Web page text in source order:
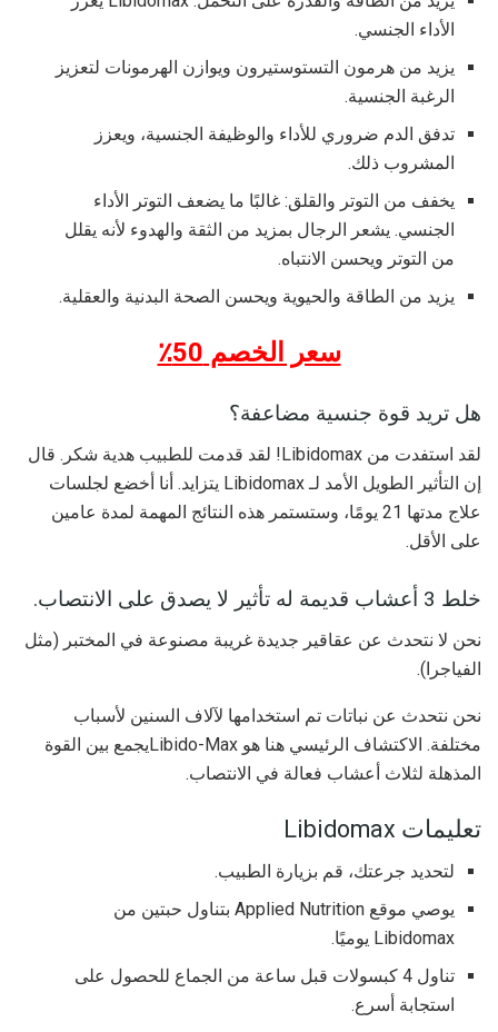
الأداء الجنسي.
يزيد من هرمون التستوستيرون ويوازن الهرمونات لتعزيز
الرغبة الجنسية.
تدفق الدم ضروري للأداء والوظيفة الجنسية، ويعزز
المشروب ذلك.
يخفف من التوتر والقلق: غالبًا ما يضعف التوتر الأداء
الجنسي. يشعر الرجال بمزيد من الثقة والهدوء لأنه يقلل
من التوتر ويحسن الانتباه.
يزيد من الطاقة والحيوية ويحسن الصحة البدنية والعقلية.
سعر الخصم 50٪
هل تريد قوة جنسية مضاعفة؟
لقد استفدت من Libidomax! لقد قدمت للطبيب هدية شكر. قال
إن التأثير الطويل الأمد لـ Libidomax يتزايد. أنا أخضع لجلسات
علاج مدتها 21 يومًا، وستستمر هذه النتائج المهمة لمدة عامين
على الأقل.
خلط 3 أعشاب قديمة له تأثير لا يصدق على الانتصاب.
نحن لا نتحدث عن عقاقير جديدة غريبة مصنوعة في المختبر (مثل
الفياجرا).
نحن نتحدث عن نباتات تم استخدامها لآلاف السنين لأسباب
مختلفة. الاكتشاف الرئيسي هنا هو Libido-Maxيجمع بين القوة
المذهلة لثلاث أعشاب فعالة في الانتصاب.
تعليمات Libidomax
لتحديد جرعتك، قم بزيارة الطبيب.
يوصي موقع Applied Nutrition بتناول حبتين من
Libidomax يوميًا.
تناول 4 كبسولات قبل ساعة من الجماع للحصول على
استجابة أسرع.